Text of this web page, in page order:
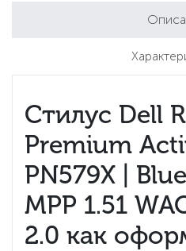
Стилус Dell
Premium
PN579X |
MPP 1.51
2.0 как